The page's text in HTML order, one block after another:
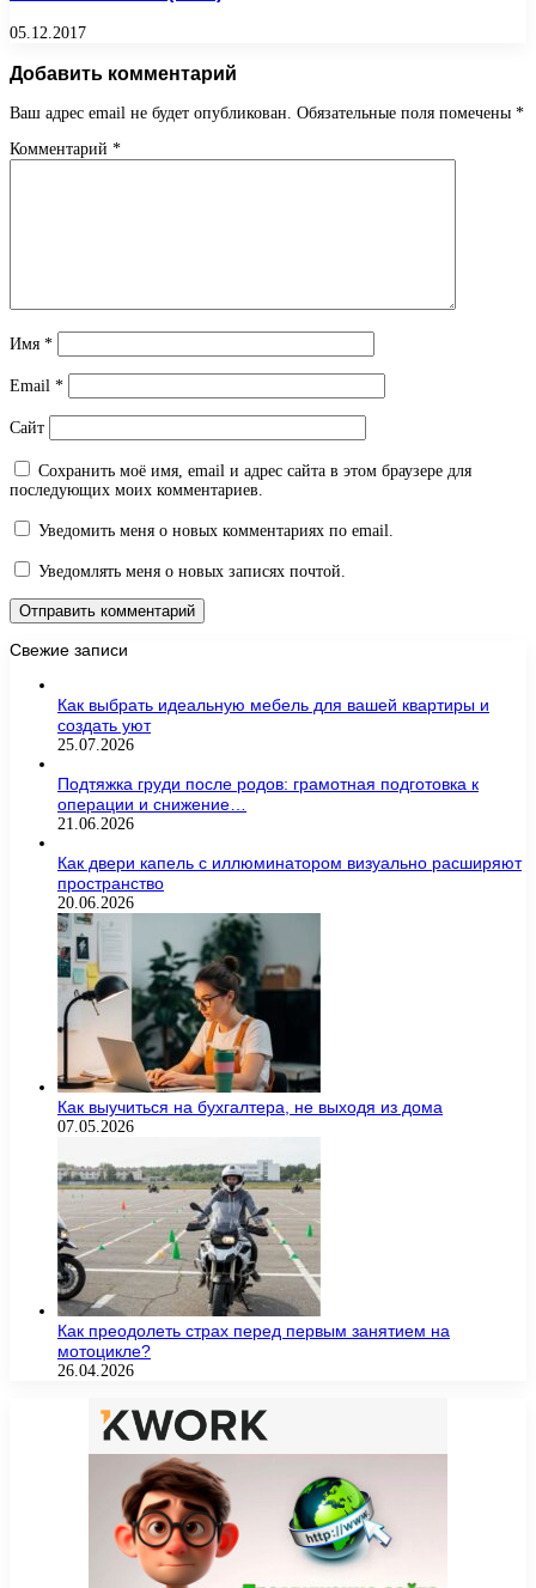
05.12.2017
Добавить комментарий
Ваш адрес email не будет опубликован. Обязательные поля помечены *
Комментарий *
Имя *
Email *
Сайт
Сохранить моё имя, email и адрес сайта в этом браузере для
последующих моих комментариев.
Уведомить меня о новых комментариях по email.
Уведомлять меня о новых записях почтой.
Свежие записи
Как выбрать идеальную мебель для вашей квартиры и
создать уют
25.07.2026
Подтяжка груди после родов: грамотная подготовка к
операции и снижение…
21.06.2026
Как двери капель с иллюминатором визуально расширяют
пространство
20.06.2026
Как выучиться на бухгалтера, не выходя из дома
07.05.2026
Как преодолеть страх перед первым занятием на
мотоцикле?
26.04.2026